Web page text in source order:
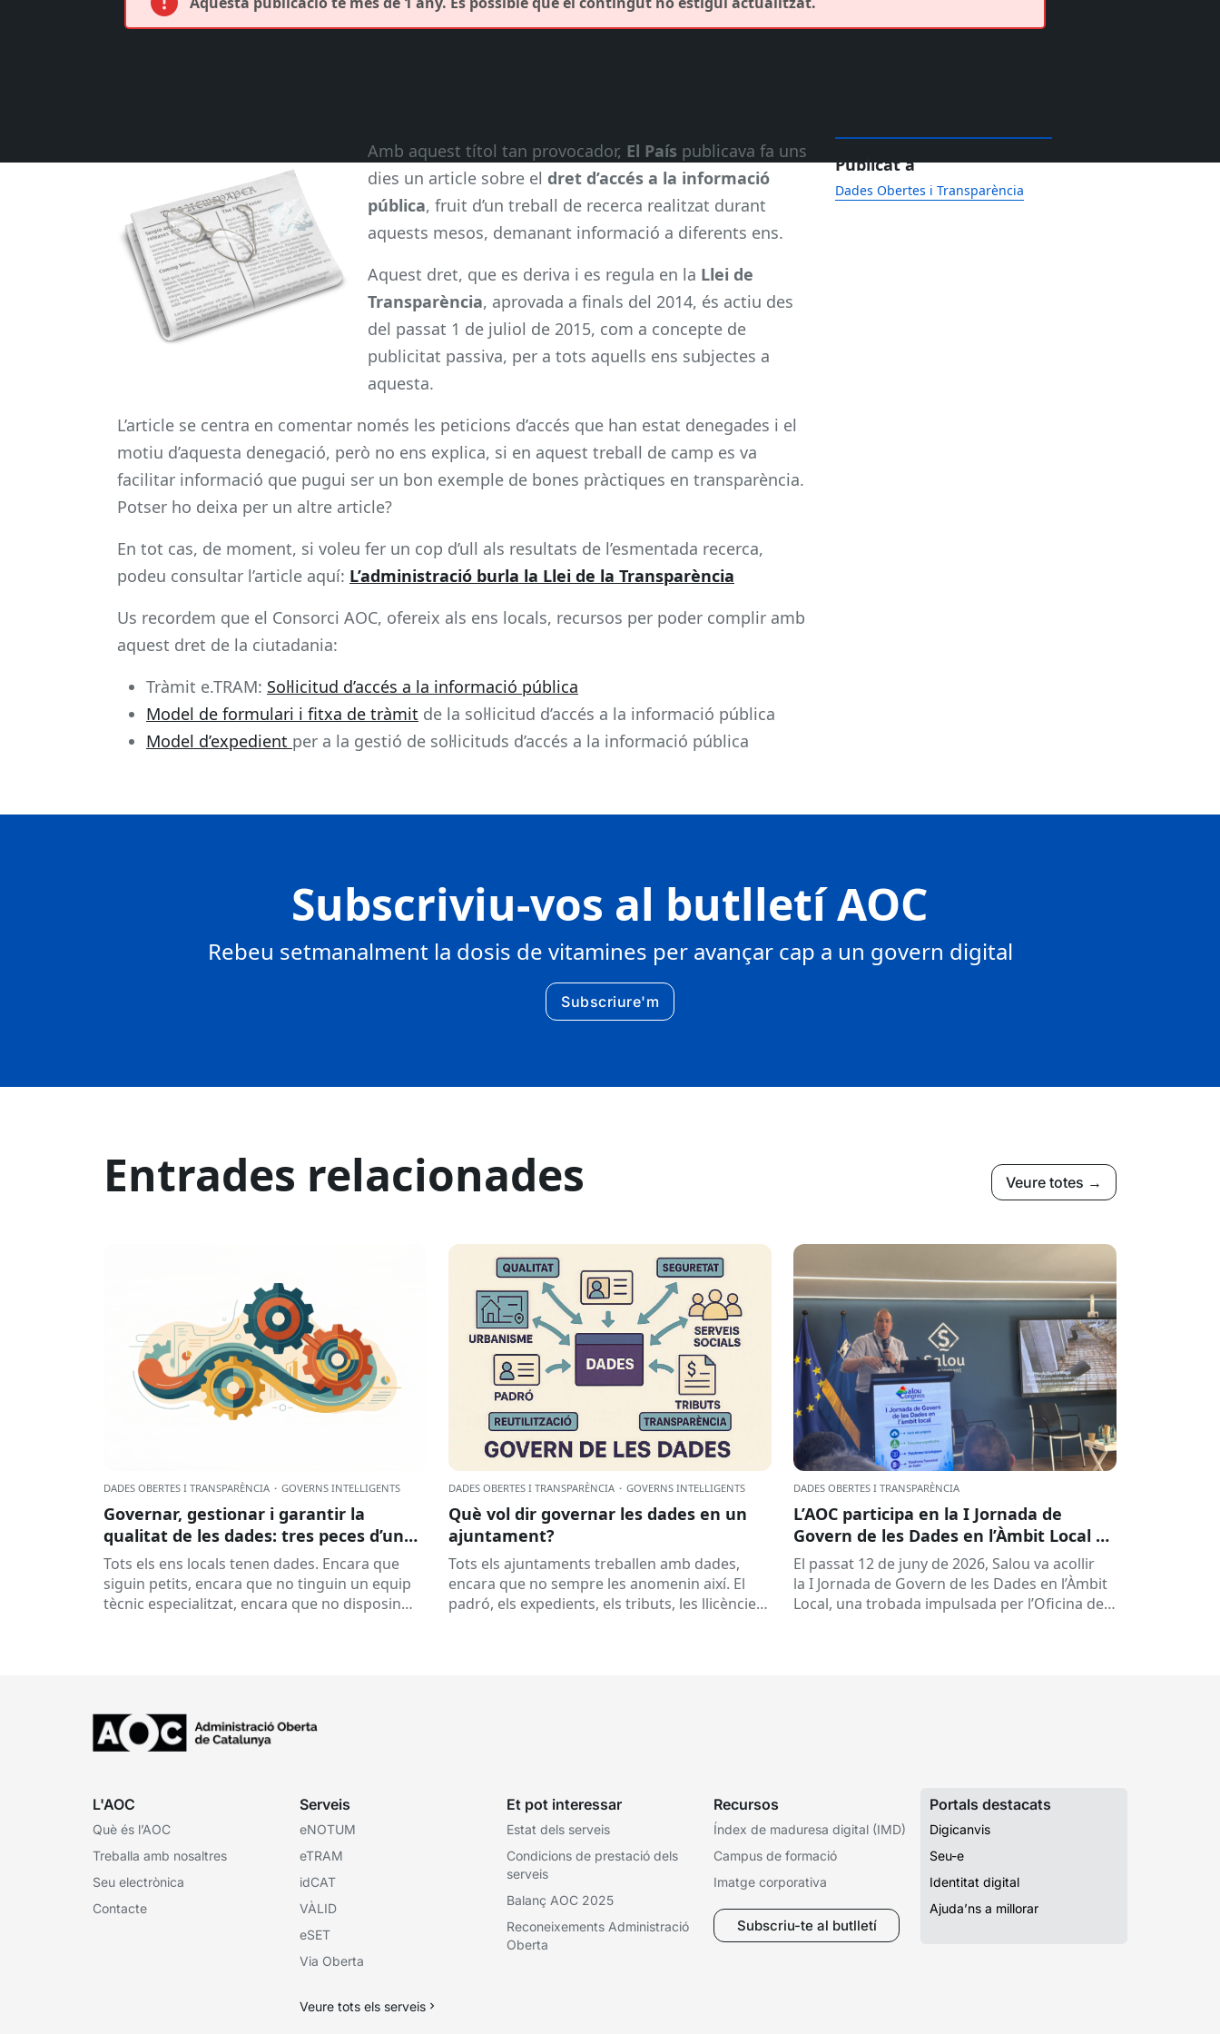
Amb aquest títol tan provocador, El País publicava fa uns
dies un article sobre el dret d’accés a la informació
pública, fruit d’un treball de recerca realitzat durant
aquests mesos, demanant informació a diferents ens.
Aquest dret, que es deriva i es regula en la Llei de
Transparència, aprovada a finals del 2014, és actiu des
del passat 1 de juliol de 2015, com a concepte de
publicitat passiva, per a tots aquells ens subjectes a
aquesta.
L’article se centra en comentar només les peticions d’accés que han estat denegades i el
motiu d’aquesta denegació, però no ens explica, si en aquest treball de camp es va
facilitar informació que pugui ser un bon exemple de bones pràctiques en transparència.
Potser ho deixa per un altre article?
En tot cas, de moment, si voleu fer un cop d’ull als resultats de l’esmentada recerca,
podeu consultar l’article aquí: L’administració burla la Llei de la Transparència
Us recordem que el Consorci AOC, ofereix als ens locals, recursos per poder complir amb
aquest dret de la ciutadania:
Tràmit e.TRAM: Sol·licitud d’accés a la informació pública
Model de formulari i fitxa de tràmit de la sol·licitud d’accés a la informació pública
Model d’expedient per a la gestió de sol·licituds d’accés a la informació pública
Publicat a
Dades Obertes i Transparència
Subscriviu-vos al butlletí AOC
Rebeu setmanalment la dosis de vitamines per avançar cap a un govern digital
Subscriure'm
Entrades relacionades Veure totes →
DADES OBERTES I TRANSPARÈNCIA · GOVERNS INTEL·LIGENTS
Governar, gestionar i garantir la
qualitat de les dades: tres peces d’un
mateix engranatge?
Tots els ens locals tenen dades. Encara que
siguin petits, encara que no tinguin un equip
tècnic especialitzat, encara que no disposin
DADES OBERTES I TRANSPARÈNCIA · GOVERNS INTEL·LIGENTS
Què vol dir governar les dades en un
ajuntament?
Tots els ajuntaments treballen amb dades,
encara que no sempre les anomenin així. El
padró, els expedients, els tributs, les llicències,
DADES OBERTES I TRANSPARÈNCIA
L’AOC participa en la I Jornada de
Govern de les Dades en l’Àmbit Local a
Salou
El passat 12 de juny de 2026, Salou va acollir
la I Jornada de Govern de les Dades en l’Àmbit
Local, una trobada impulsada per l’Oficina de
L'AOC
Què és l’AOC
Treballa amb nosaltres
Seu electrònica
Contacte
Serveis
eNOTUM
eTRAM
idCAT
VÀLID
eSET
Via Oberta
Veure tots els serveis
Et pot interessar
Estat dels serveis
Condicions de prestació dels
serveis
Balanç AOC 2025
Reconeixements Administració
Oberta
Recursos
Índex de maduresa digital (IMD)
Campus de formació
Imatge corporativa
Subscriu-te al butlletí
Portals destacats
Digicanvis
Seu-e
Identitat digital
Ajuda’ns a millorar